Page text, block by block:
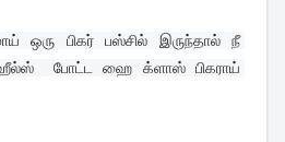
ஒரு பிகர் பஸ்சில் இருந்தால் நீ
போட்ட ஹை க்ளாஸ் பிகராய்